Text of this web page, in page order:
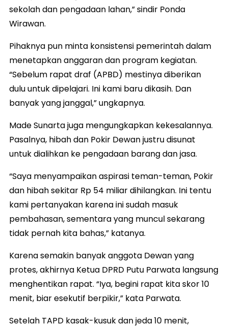
sekolah dan pengadaan lahan,” sindir Ponda
Wirawan.
Pihaknya pun minta konsistensi pemerintah dalam
menetapkan anggaran dan program kegiatan.
“Sebelum rapat draf (APBD) mestinya diberikan
dulu untuk dipelajari. Ini kami baru dikasih. Dan
banyak yang janggal,” ungkapnya.
Made Sunarta juga mengungkapkan kekesalannya.
Pasalnya, hibah dan Pokir Dewan justru disunat
untuk dialihkan ke pengadaan barang dan jasa.
“Saya menyampaikan aspirasi teman-teman, Pokir
dan hibah sekitar Rp 54 miliar dihilangkan. Ini tentu
kami pertanyakan karena ini sudah masuk
pembahasan, sementara yang muncul sekarang
tidak pernah kita bahas,” katanya.
Karena semakin banyak anggota Dewan yang
protes, akhirnya Ketua DPRD Putu Parwata langsung
menghentikan rapat. “Iya, begini rapat kita skor 10
menit, biar esekutif berpikir,” kata Parwata.
Setelah TAPD kasak-kusuk dan jeda 10 menit,